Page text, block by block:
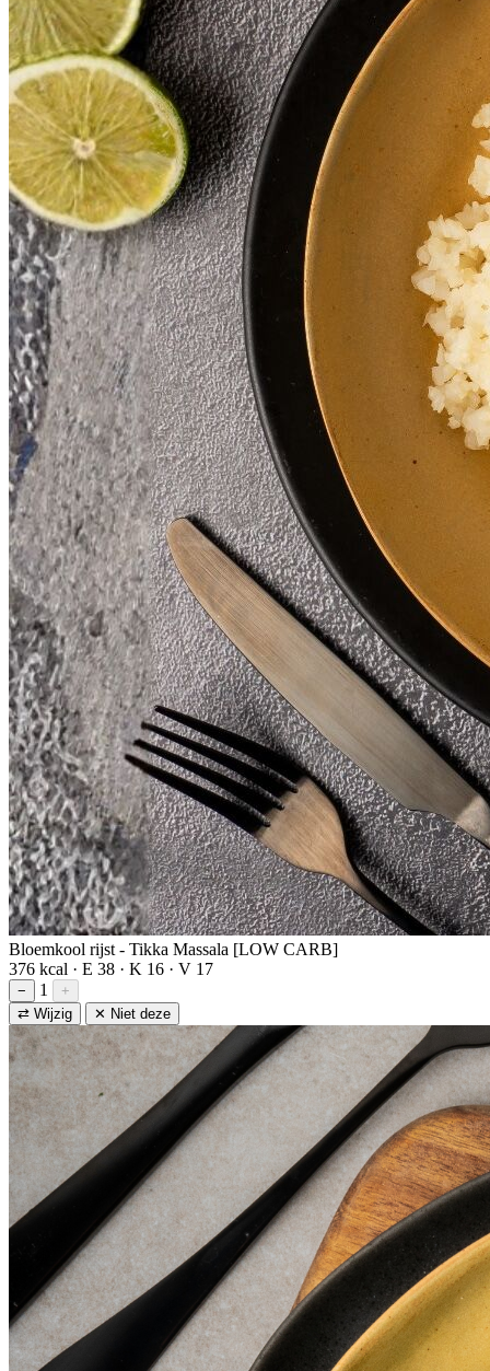
Bloemkool rijst - Tikka Massala [LOW CARB]
376 kcal · E 38 · K 16 · V 17
− 1
+
⇄ Wijzig
✕ Niet deze